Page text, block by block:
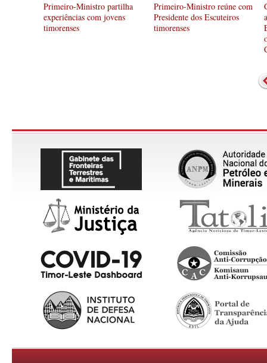
Primeiro-Ministro partilha
experiências com jovens
timorenses
Primeiro-Ministro reúne com
Presidente dos Escuteiros
timorenses